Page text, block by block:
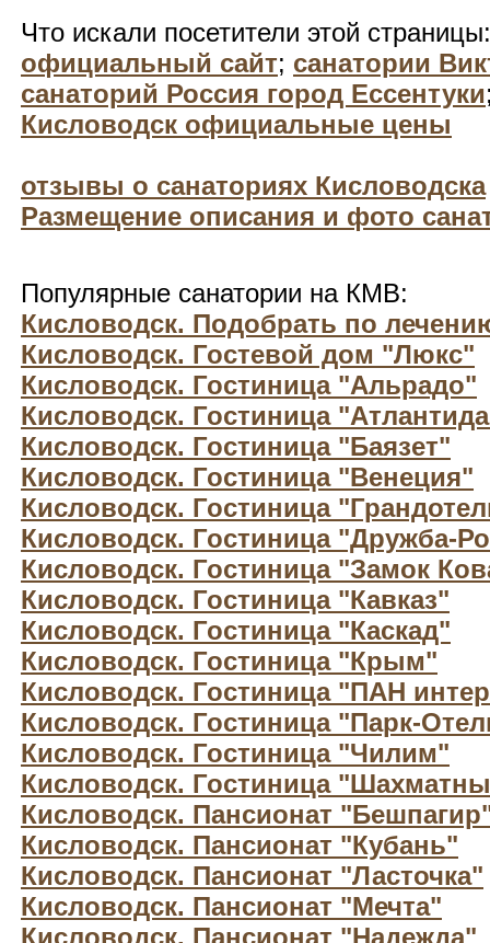
Что искали посетители этой
официальный сайт; санатории
санаторий Россия город Ессентуки
Кисловодск официальные цены
отзывы о санаториях Кисловодска
Размещение описания и фото
Популярные санатории на КМВ:
Кисловодск. Подобрать по
Кисловодск. Гостевой дом "Люкс"
Кисловодск. Гостиница "Альрадо"
Кисловодск. Гостиница
Кисловодск. Гостиница "Баязет"
Кисловодск. Гостиница "Венеция"
Кисловодск. Гостиница
Кисловодск. Гостиница "Дружба-
Кисловодск. Гостиница "Замок
Кисловодск. Гостиница "Кавказ"
Кисловодск. Гостиница "Каскад"
Кисловодск. Гостиница "Крым"
Кисловодск. Гостиница "ПАН
Кисловодск. Гостиница "Парк-
Кисловодск. Гостиница "Чилим"
Кисловодск. Гостиница
Кисловодск. Пансионат
Кисловодск. Пансионат "Кубань"
Кисловодск. Пансионат "Ласточка"
Кисловодск. Пансионат "Мечта"